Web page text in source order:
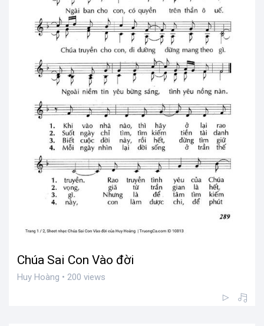
Chúa Sai Con Vào đời
Huy Hoàng • 200 views